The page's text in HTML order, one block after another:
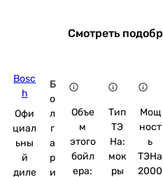
Смотреть
Bosc
h
Офи
циал
ьны
й
диле
Б
о
л
г
а
р
и
Объе
м
этого
бойл
ера:
Тип
ТЭ
На:
мок
ры
Мощ
ност
ь
ТЭНа
2000